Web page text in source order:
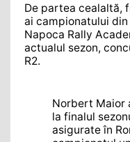
De partea cealaltă,
ai campionatului
Napoca Rally
actualul sezon,
R2.
Norbert Maior
la finalul
asigurate în